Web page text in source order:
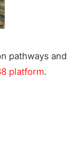
pathways and
platform.